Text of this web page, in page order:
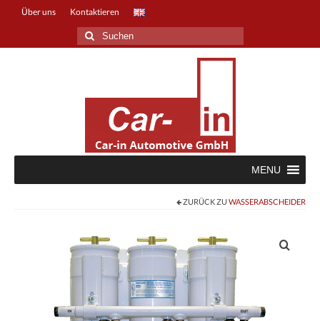
Über uns Kontaktieren
Suche
nach:
MENU
ZURÜCK ZUWASSERABSCHEIDER